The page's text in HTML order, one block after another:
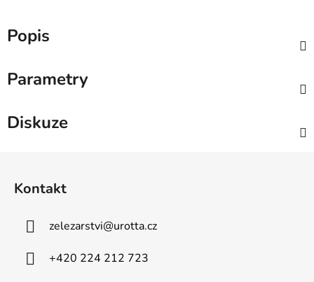
Popis
Parametry
Diskuze
Kontakt
zelezarstvi@urotta.cz
+420 224 212 723